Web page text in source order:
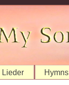
Lieder Hymns